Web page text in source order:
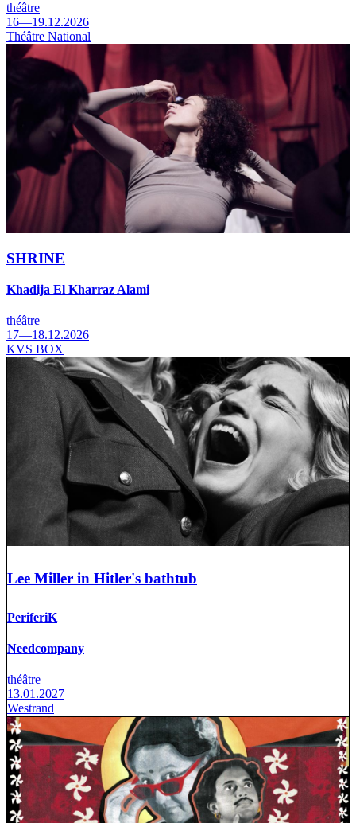
théâtre
16—19.12.2026
Théâtre National
SHRINE
Khadija El Kharraz Alami
théâtre
17—18.12.2026
KVS BOX
Lee Miller in Hitler's bathtub
PeriferiK
Needcompany
théâtre
13.01.2027
Westrand